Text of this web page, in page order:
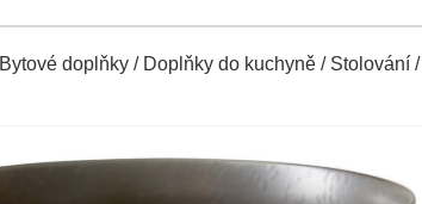
Bytové doplňky / Doplňky do kuchyně / Stolování /